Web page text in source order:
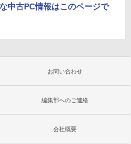
中古PC情報はこのページで
お問い合わせ
編集部へのご連絡
会社概要